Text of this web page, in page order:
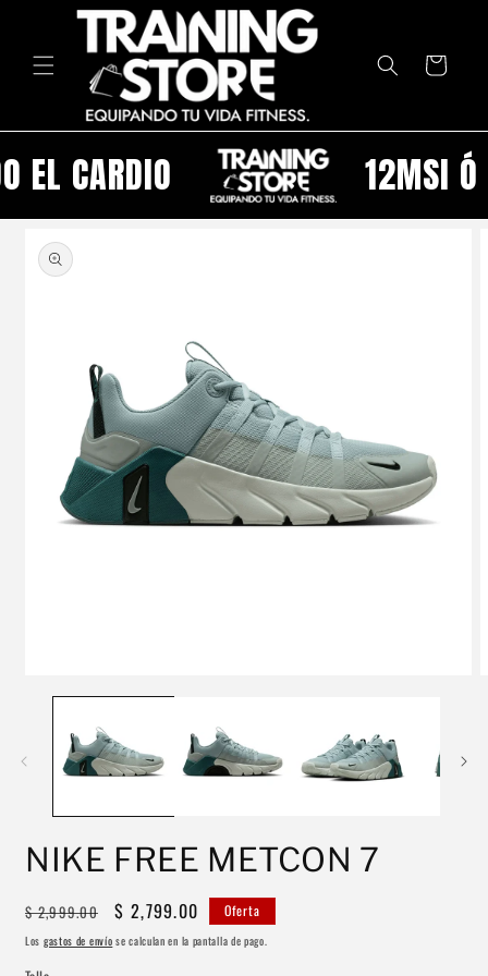
directamente
al contenido
Carrito
CARDIO 12MSI Ó
a la
información
elemento
una
ventana
NIKE FREE METCON 7
Precio
habitual
$ 2,999.00
Precio
de
$ 2,799.00 Oferta
Los gastos de envío se calculan en la pantalla de pago.